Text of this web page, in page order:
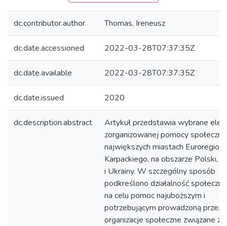
dc.contributor.author Thomas, Ireneusz
dc.date.accessioned 2022-03-28T07:37:35Z
dc.date.available 2022-03-28T07:37:35Z
dc.date.issued 2020
dc.description.abstract
Artykuł przedstawia wybrane
zorganizowanej pomocy
największych miastach Euroregionu
Karpackiego, na obszarze Polski,
i Ukrainy. W szczególny sposób
podkreślono działalność
na celu pomoc najuboższym i
potrzebującym prowadzoną przez
organizacje społeczne związane z